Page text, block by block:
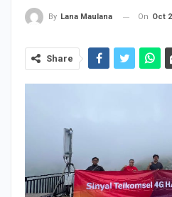
By Lana Maulana On Oct
Share